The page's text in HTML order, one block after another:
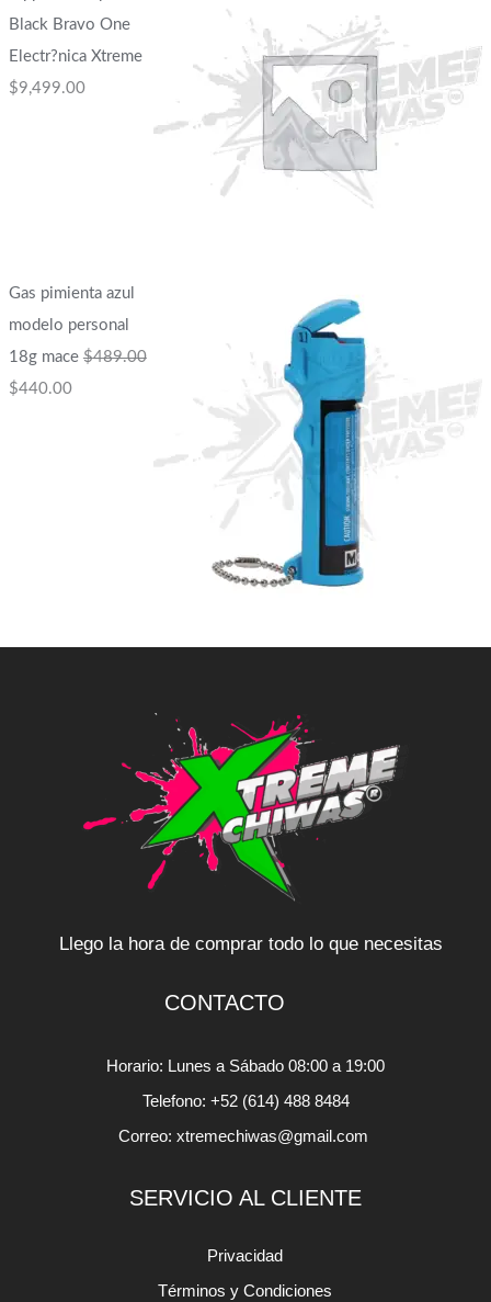
Black Bravo One
Electr?nica Xtreme
$9,499.00
Gas pimienta azul
modelo personal
18g mace $489.00
$440.00
Llego la hora de comprar todo lo que necesitas
CONTACTO
Horario: Lunes a Sábado 08:00 a 19:00
Telefono: +52 (614) 488 8484
Correo: xtremechiwas@gmail.com
SERVICIO AL CLIENTE
Privacidad
Términos y Condiciones